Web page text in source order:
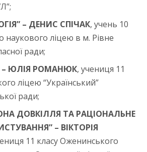
– ДЕНИС СПІЧАК, учень 10
наукового ліцею в м. Рівне
ради;
– ЮЛІЯ РОМАНЮК, учениця 11
ліцею “Український”
ради;
ДОВКІЛЛЯ ТА РАЦІОНАЛЬНЕ
– ВІКТОРІЯ
11 класу Оженинського